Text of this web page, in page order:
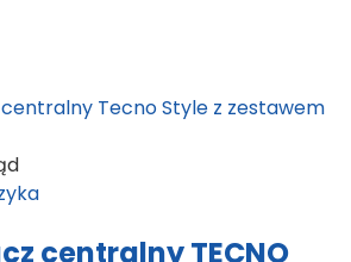
centralny TECNO